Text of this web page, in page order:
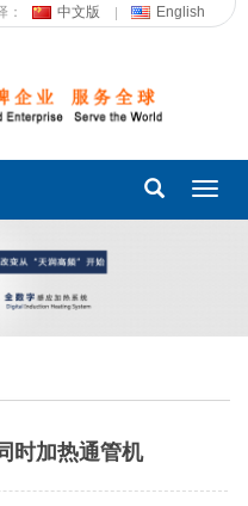
： 中文版 English
时加热通管机